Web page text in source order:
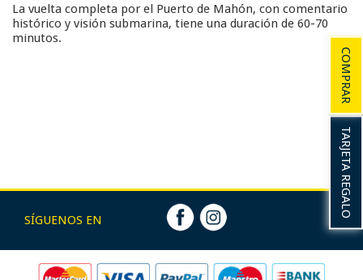
La vuelta completa por el Puerto de Mahón, con comentario
histórico y visión submarina, tiene una duración de 60-70
minutos.
COMPRAR
TARJETA REGALO
SÍGUENOS EN